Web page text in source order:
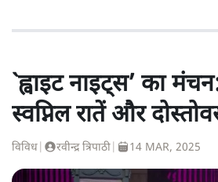
`ह्वाइट नाइट्स’ का
स्वप्निल रातें और
विविध रवीन्द्र त्रिपाठी 14 MAR, 2025